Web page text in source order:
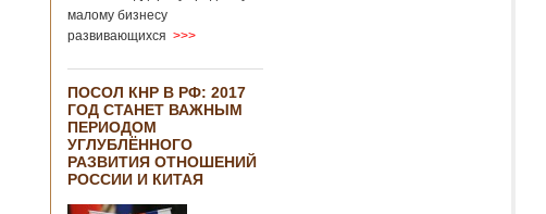
малому бизнесу
развивающихся >>>
ПОСОЛ КНР В РФ: 2017
ГОД СТАНЕТ ВАЖНЫМ
ПЕРИОДОМ
УГЛУБЛЁННОГО
РАЗВИТИЯ ОТНОШЕНИЙ
РОССИИ И КИТАЯ